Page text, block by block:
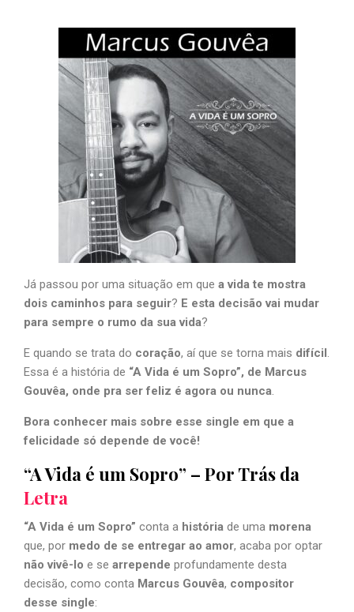
Já passou por uma situação em que a vida te mostra
dois caminhos para seguir? E esta decisão vai mudar
para sempre o rumo da sua vida?
E quando se trata do coração, aí que se torna mais difícil.
Essa é a história de “A Vida é um Sopro”, de Marcus
Gouvêa, onde pra ser feliz é agora ou nunca.
Bora conhecer mais sobre esse single em que a
felicidade só depende de você!
“A Vida é um Sopro” – Por Trás da
Letra
“A Vida é um Sopro” conta a história de uma morena
que, por medo de se entregar ao amor, acaba por optar
não vivê-lo e se arrepende profundamente desta
decisão, como conta Marcus Gouvêa, compositor
desse single: